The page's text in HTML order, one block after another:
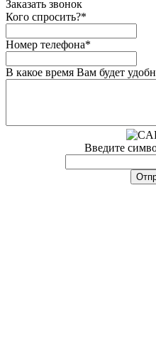
Заказать звонок
Кого спросить?*
Номер телефона*
В какое время Вам будет
Введите